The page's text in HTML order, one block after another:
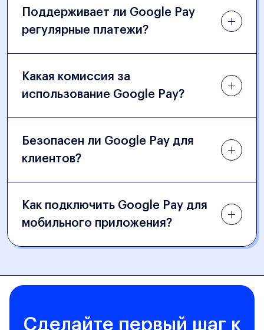
Поддерживает ли Google Pay
регулярные платежи?
Какая комиссия за
использование Google Pay?
Безопасен ли Google Pay для
клиентов?
Как подключить Google Pay для
мобильного приложения?
Сделайте первый шаг к